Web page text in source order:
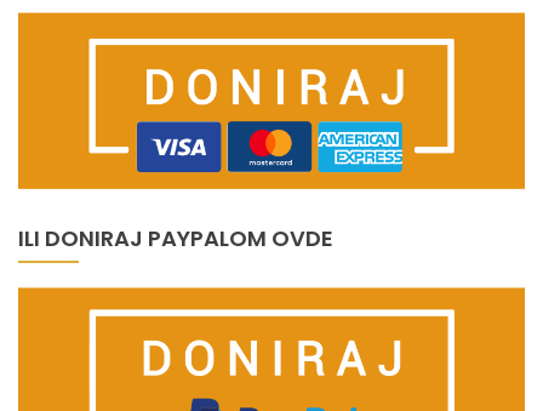
ILI DONIRAJ PAYPALOM OVDE